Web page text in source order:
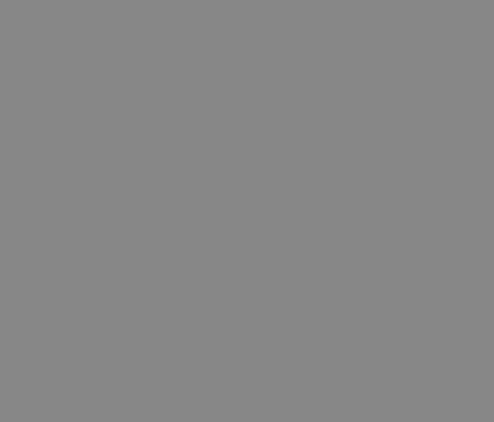
estado de la
Analytics,
análisis de
usuarios
como
publicitarios,
sobre
que el usuario